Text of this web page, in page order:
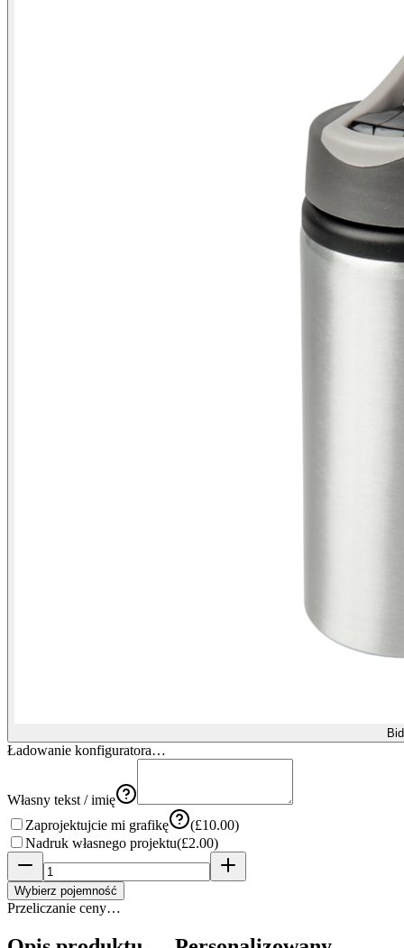
Ładowanie konfiguratora…
Własny tekst / imię
Zaprojektujcie mi grafikę
(£10.00)
Nadruk własnego projektu(£2.00)
Wybierz pojemność
Przeliczanie ceny…